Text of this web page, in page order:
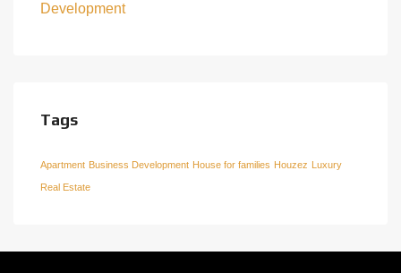
Development
Tags
Apartment Business Development House for families Houzez Luxury
Real Estate